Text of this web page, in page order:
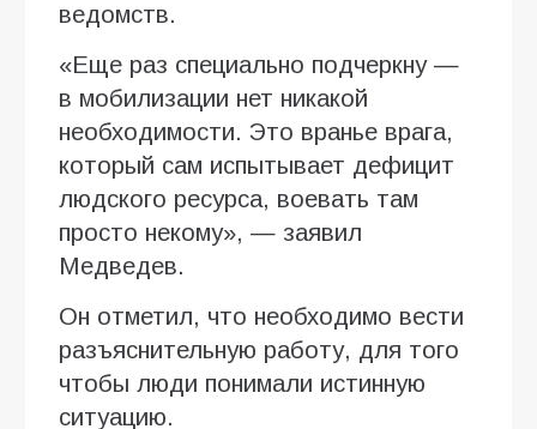
ведомств.
«Еще раз специально подчеркну —
в мобилизации нет никакой
необходимости. Это вранье врага,
который сам испытывает дефицит
людского ресурса, воевать там
просто некому», — заявил
Медведев.
Он отметил, что необходимо вести
разъяснительную работу, для того
чтобы люди понимали истинную
ситуацию.